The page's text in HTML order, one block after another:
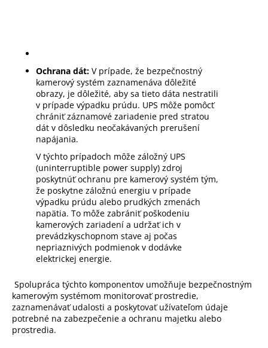
Ochrana dát: V prípade, že bezpečnostný
kamerový systém zaznamenáva dôležité
obrazy, je dôležité, aby sa tieto dáta nestratili
v prípade výpadku prúdu. UPS môže pomôcť
chrániť záznamové zariadenie pred stratou
dát v dôsledku neočakávaných prerušení
napájania.
V týchto prípadoch môže záložný UPS
(uninterruptible power supply) zdroj
poskytnúť ochranu pre kamerový systém tým,
že poskytne záložnú energiu v prípade
výpadku prúdu alebo prudkých zmenách
napätia. To môže zabrániť poškodeniu
kamerových zariadení a udržať ich v
prevádzkyschopnom stave aj počas
nepriaznivých podmienok v dodávke
elektrickej energie.
Spolupráca týchto komponentov umožňuje bezpečnostným
kamerovým systémom monitorovať prostredie,
zaznamenávať udalosti a poskytovať užívateľom údaje
potrebné na zabezpečenie a ochranu majetku alebo
prostredia.